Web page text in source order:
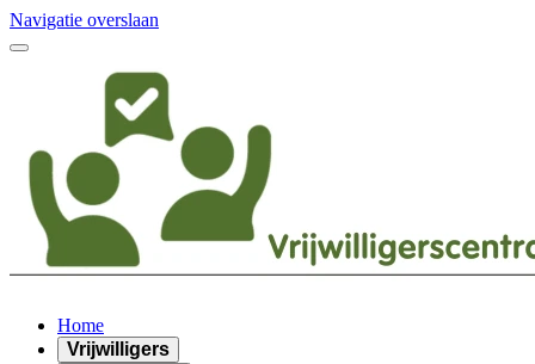
Navigatie overslaan
Home
Vrijwilligers